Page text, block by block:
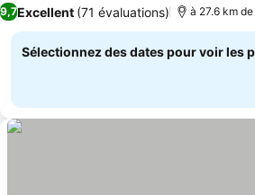
9,7Excellent (71 évaluations) à 27.6 km
Sélectionnez des dates pour voir les